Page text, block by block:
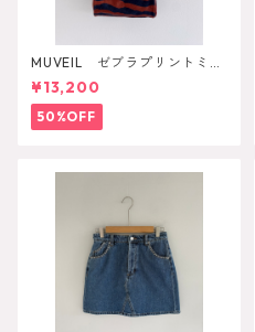
MUVEIL ゼブラプリントミニ
ボストンバッグ
¥13,200
50%OFF